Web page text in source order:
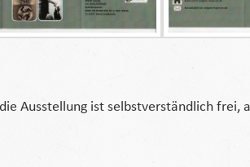
Ausstellung ist selbstverständlich frei,